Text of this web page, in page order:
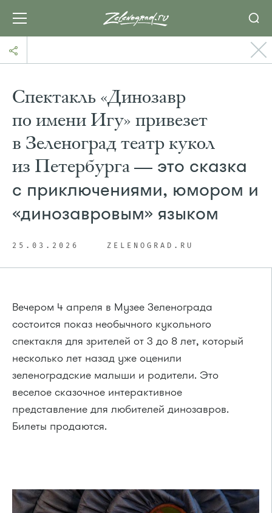
Спектакль «Динозавр
по имени Игу» привезет
в Зеленоград театр кукол
из Петербурга — это сказка
с приключениями, юмором и
«динозавровым» языком
25.03.2026 ZELENOGRAD.RU
Вечером 4 апреля в Музее Зеленограда
состоится показ необычного кукольного
спектакля для зрителей от 3 до 8 лет, который
несколько лет назад уже оценили
зеленоградские малыши и родители. Это
веселое сказочное интерактивное
представление для любителей динозавров.
Билеты продаются.